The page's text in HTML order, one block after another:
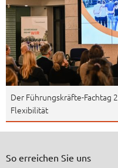
Der Führungskräfte-Fachtag
Flexibilität
So erreichen Sie uns